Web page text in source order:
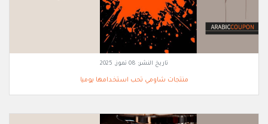
تاريخ النشر: 08 تموز, 2025
منتجات شاومي تحب استخدامها يوميا